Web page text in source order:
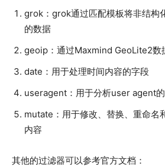
grok：grok通过匹配模板将非结构
的数据
geoip：通过Maxmind GeoLite2数
date：用于处理时间内容的字段
useragent：用于分析user agent
mutate：用于修改、替换、重命名
内容
其他的过滤器可以参考官方文档：